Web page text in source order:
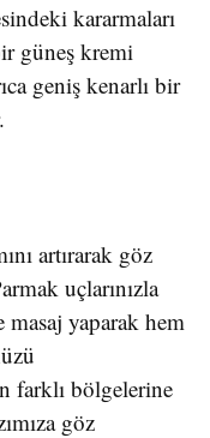
kararmaları
güneş kremi
geniş kenarlı bir
artırarak göz
uçlarınızla
masaj yaparak hem
farklı bölgelerine
göz